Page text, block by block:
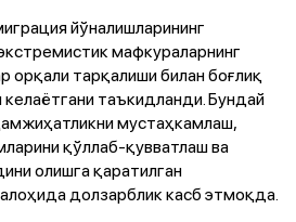
йўналишларининг
мафкураларнинг
орқали тарқалиши билан боғлиқ
таъкидланди. Бундай
мустаҳкамлаш,
қўллаб-қувватлаш ва
олишга қаратилган
долзарблик касб этмоқда.